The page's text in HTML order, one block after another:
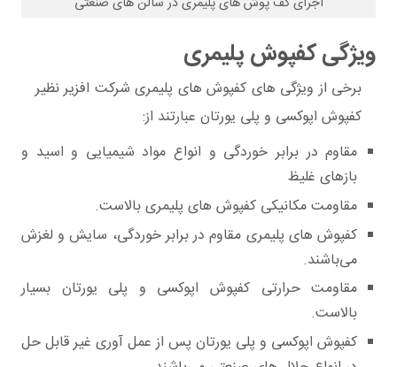
ویژگی کفپوش پلیمری
برخی از ویژگی های کفپوش های پلیمری شرکت افزیر نظیر
کفپوش اپوکسی و پلی یورتان عبارتند از:
مقاوم در برابر خوردگی و انواع مواد شیمیایی و اسید و
بازهای غلیظ
مقاومت مکانیکی کفپوش های پلیمری بالاست.
کفپوش های پلیمری مقاوم در برابر خوردگی، سایش و لغزش
می‌باشند.
مقاومت حرارتی کفپوش اپوکسی و پلی یورتان بسیار
بالاست.
کفپوش اپوکسی و پلی یورتان پس از عمل آوری غیر قابل حل